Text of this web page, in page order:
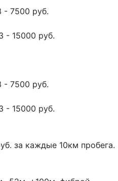
- 7500 руб.
- 15000 руб.
- 7500 руб.
- 15000 руб.
за каждые 10км пробега.